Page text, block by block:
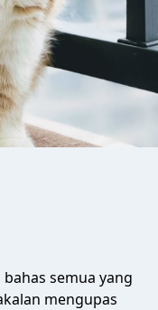
semua yang
mengupas